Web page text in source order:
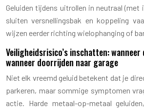
Geluiden tijdens uitrollen in neutraal (met
sluiten versnellingsbak en koppeling
wijzen eerder richting wielophanging of
Veiligheidsrisico’s inschatten:
wanneer doorrijden naar garage
Niet elk vreemd geluid betekent dat je
parkeren, maar sommige symptomen
actie. Harde metaal-op-metaal